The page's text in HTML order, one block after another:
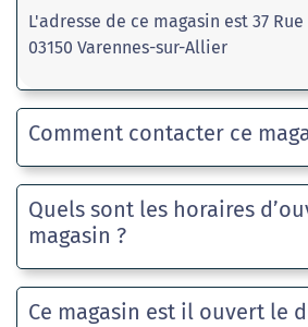
L'adresse de ce magasin est 37
03150 Varennes-sur-Allier
Comment contacter ce
Quels sont les horaires
magasin ?
Ce magasin est il ouvert le